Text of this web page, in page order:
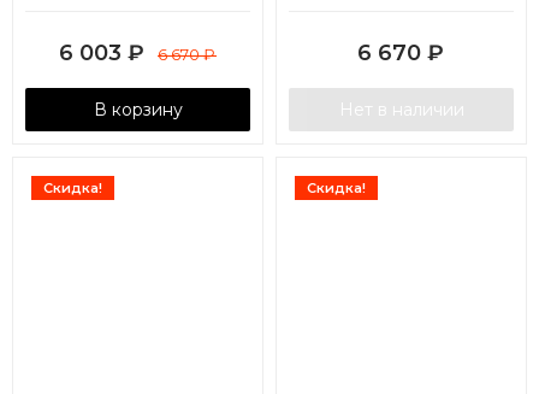
6 003 ₽ 6 670₽
В корзину
6 670 ₽
Нет в наличии
Скидка! Скидка!